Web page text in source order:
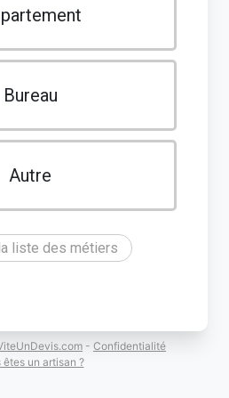
Bureau
Autre
liste des métiers
- Confidentialité
êtes un artisan ?